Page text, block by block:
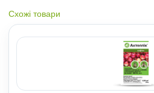
Схожі товари